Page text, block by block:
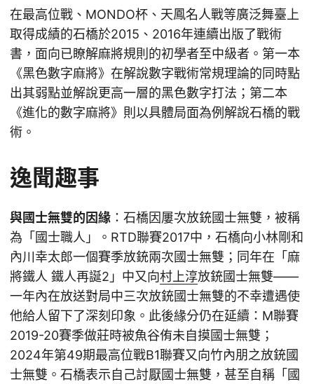
在最高位戰、MONDO杯、天鳳名人戰等廣泛舞臺上
取得成績的石橋於2015、2016年連續出版了戰術
書，面向已瞭解麻將規則的初學者至中級者。第一本
《黑色數字麻將》在解說數字戰術常規理論的同時點
出其弱點並解說更高一層的黑色數字打法；第二本
《進化的數字麻將》則以具體局面為例解說石橋的戰
術。
逸聞趣事
與國士無雙的因緣 ：石橋因屢次放銃國士無雙，被稱
為「國士職人」。RTD聯賽2017中，石橋向小林剛和
內川幸太郎一個賽季放銃兩次國士無雙；同年在「麻
將鐵人 鐵人再誕2」中又向村上淳放銃國士無雙——
一年內在放送對局中三次放銃國士無雙的不幸遭遇使
他給人留下了深刻印象。此後緣分仍在延續：M聯賽
2019-20賽季做莊時被魚谷侑未自摸國士無雙；
2024年第49期最高位戰B1聯賽又向竹內朋之放銃國
士無雙。石橋表示自己討厭國士無雙，甚至自稱「國